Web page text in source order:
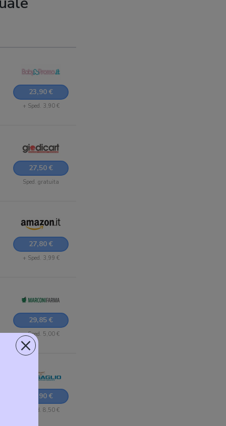
23,90 €
+ Sped. 3,90 €
27,50 €
Sped. gratuita
27,80 €
+ Sped. 3,99 €
29,85 €
+ Sped. 5,00 €
29,90 €
+ Sped. 8,50 €
×